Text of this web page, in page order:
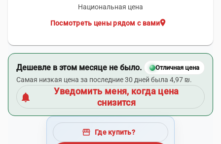
Национальная цена
location_on
Посмотреть цены рядом с вами
Дешевле в этом месяце не было. Отличная цена
Самая низкая цена за последние 30 дней была 4,97 ₪.
notifications
Уведомить меня, когда цена
снизится
storefront Где купить?